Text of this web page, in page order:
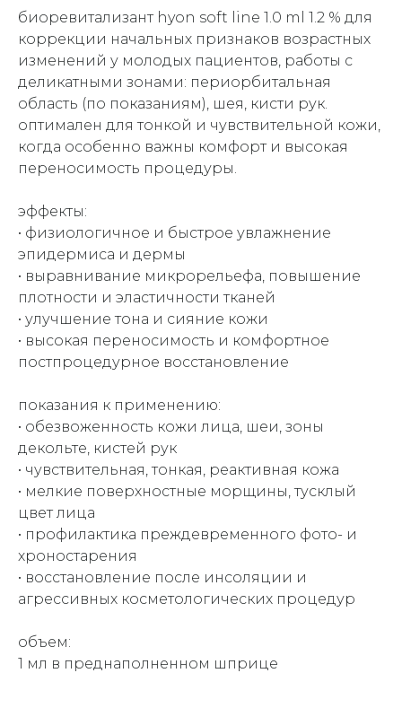
биоревитализант hyon soft line 1.0 ml 1.2 % для
коррекции начальных признаков возрастных
изменений у молодых пациентов, работы с
деликатными зонами: периорбитальная
область (по показаниям), шея, кисти рук.
оптимален для тонкой и чувствительной кожи,
когда особенно важны комфорт и высокая
переносимость процедуры.
эффекты:
• физиологичное и быстрое увлажнение
эпидермиса и дермы
• выравнивание микрорельефа, повышение
плотности и эластичности тканей
• улучшение тона и сияние кожи
• высокая переносимость и комфортное
постпроцедурное восстановление
показания к применению:
• обезвоженность кожи лица, шеи, зоны
декольте, кистей рук
• чувствительная, тонкая, реактивная кожа
• мелкие поверхностные морщины, тусклый
цвет лица
• профилактика преждевременного фото- и
хроностарения
• восстановление после инсоляции и
агрессивных косметологических процедур
объем:
1 мл в преднаполненном шприце